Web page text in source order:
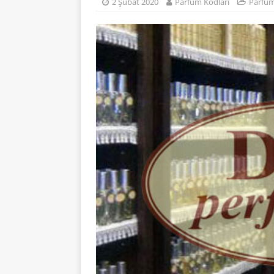
[ 31 Temmuz